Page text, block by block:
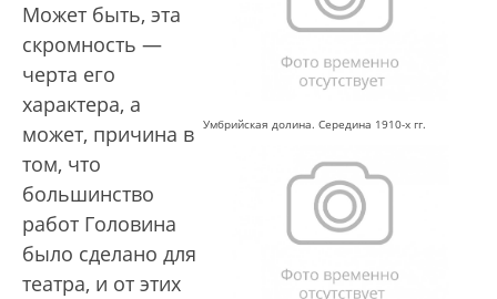
Умбрийская долина. Середина 1910-х гг.
Может быть, эта
скромность —
черта его
характера, а
может, причина в
том, что
большинство
работ Головина
было сделано для
театра, и от этих